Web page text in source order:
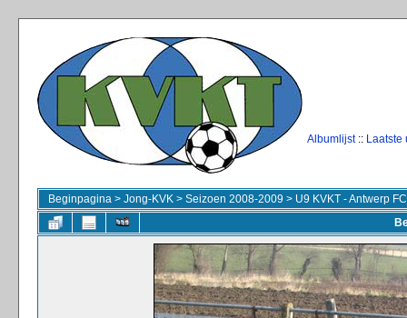
Albumlijst:: Laatste
Beginpagina > Jong-KVK > Seizoen 2008-2009 > U9 KVKT - Antwerp